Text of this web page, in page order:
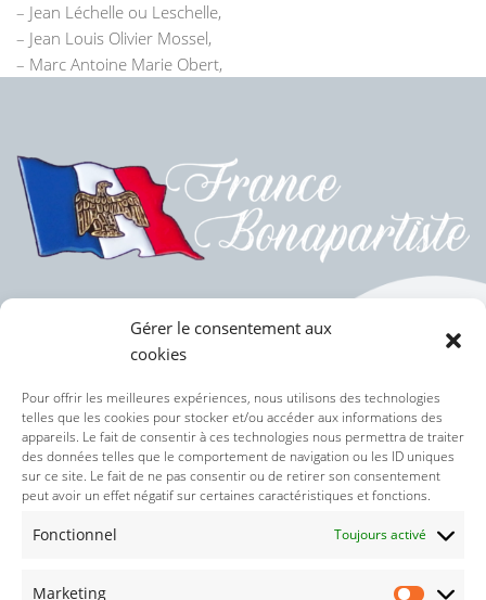
Gérer le consentement aux
cookies
Pour offrir les meilleures expériences, nous utilisons des technologies
telles que les cookies pour stocker et/ou accéder aux informations des
appareils. Le fait de consentir à ces technologies nous permettra de traiter
des données telles que le comportement de navigation ou les ID uniques
sur ce site. Le fait de ne pas consentir ou de retirer son consentement
peut avoir un effet négatif sur certaines caractéristiques et fonctions.
Fonctionnel Toujours activé
Marketing
– Jean Léchelle ou Leschelle,
– Jean Louis Olivier Mossel,
– Marc Antoine Marie Obert,
Politique des cookies (UE)
Politique de confidentialité
Nos réseaux sociaux :